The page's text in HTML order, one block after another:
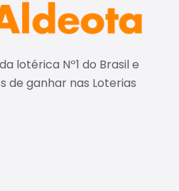
lotérica Nº1 do Brasil e
de ganhar nas Loterias